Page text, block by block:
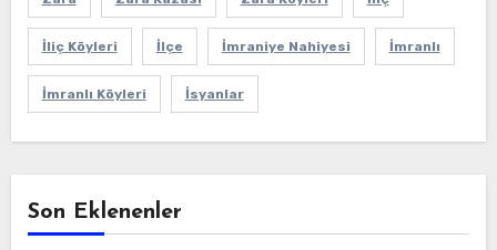
İliç Köyleri İlçe İmraniye Nahiyesi İmranlı
İmranlı Köyleri İsyanlar
Son Eklenenler